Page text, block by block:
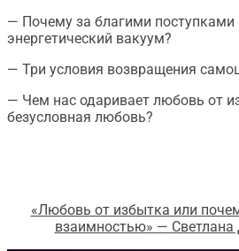
— Почему за благими поступками
энергетический вакуум?
— Три условия возвращения
— Чем нас одаривает любовь от
безусловная любовь?
«Любовь от избытка или
взаимностью» — Светлана